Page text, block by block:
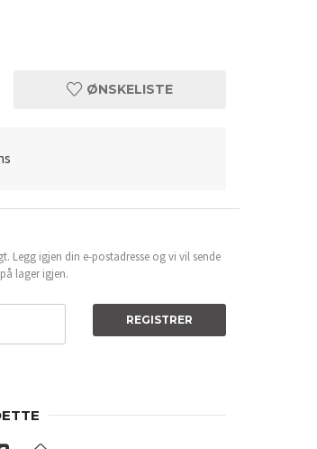
ØNSKELISTE
Legg igjen din e-postadresse og vi vil sende
lager igjen.
REGISTRER